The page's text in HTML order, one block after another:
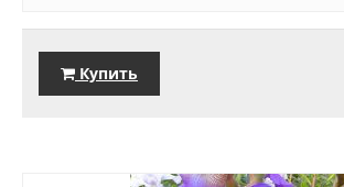
Купить